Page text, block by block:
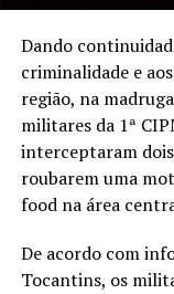
Dando
criminalidade e
região, na
militares da 1ª
interceptaram
roubarem uma
food na área
De acordo com
Tocantins, os